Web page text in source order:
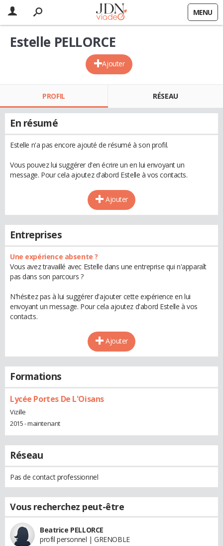
MENU
Ajouter
Estelle PELLORCE
PROFIL RÉSEAU
En résumé
Estelle n'a pas encore ajouté de résumé à son profil.
Vous pouvez lui suggérer d'en écrire un en lui envoyant un
message. Pour cela ajoutez d'abord Estelle à vos contacts.
Ajouter
Entreprises
Une expérience absente ?
Vous avez travaillé avec Estelle dans une entreprise qui n'apparaît
pas dans son parcours ?
N'hésitez pas à lui suggérer d'ajouter cette expérience en lui
envoyant un message. Pour cela ajoutez d'abord Estelle à vos
contacts.
Ajouter
Formations
Lycée Portes De L'Oisans
Vizille
2015 - maintenant
Réseau
Pas de contact professionnel
Vous recherchez peut-être
Beatrice PELLORCE
profil personnel | GRENOBLE